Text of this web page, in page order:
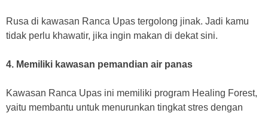
Rusa di kawasan Ranca Upas tergolong jinak. Jadi kamu
tidak perlu khawatir, jika ingin makan di dekat sini.
4. Memiliki kawasan pemandian air panas
Kawasan Ranca Upas ini memiliki program Healing Forest,
yaitu membantu untuk menurunkan tingkat stres dengan